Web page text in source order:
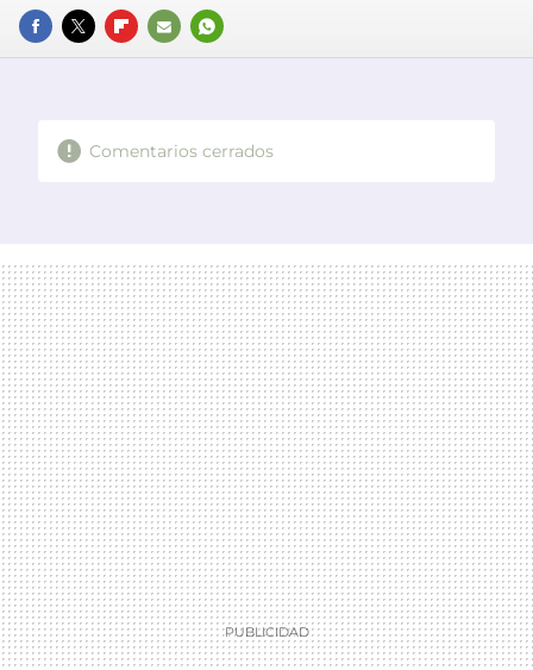
FACEBOOK
TWITTERFLIPBOARD
E-
WHATSAPP
Comentarios cerrados